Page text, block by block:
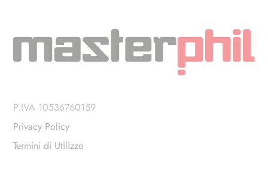
P.IVA 10536760159
Privacy Policy
Termini di Utilizzo